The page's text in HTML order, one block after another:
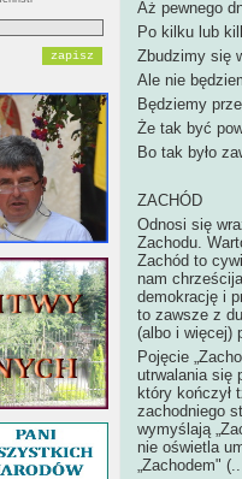
Aż pewnego
Po kilku lub
Zbudzimy się
Ale nie
Będziemy
Że tak być
Bo tak było
ZACHÓD
Odnosi się
Zachodu.
Zachód to
nam
demokrację i
to zawsze z
(albo i więcej)
Pojęcie
utrwalania się
który kończył
zachodniego
wymyślają
nie oświetla
„Zachodem"